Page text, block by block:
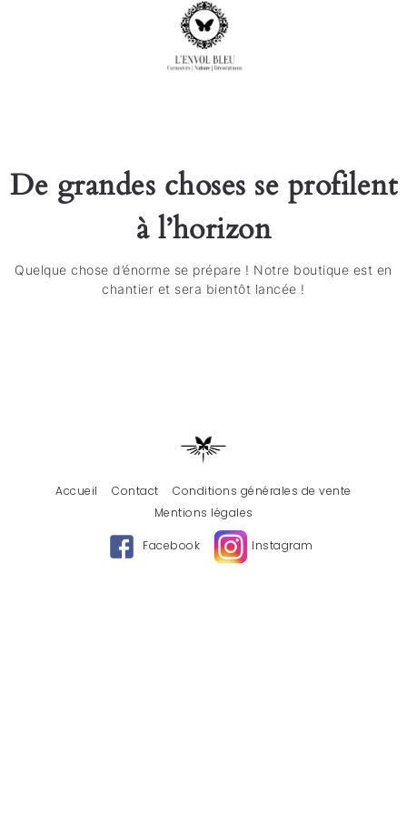
De grandes choses se profilent
à l’horizon
Quelque chose d’énorme se prépare ! Notre boutique est en
chantier et sera bientôt lancée !
Accueil Contact
Conditions générales de vente
Mentions légales
Facebook Instagram